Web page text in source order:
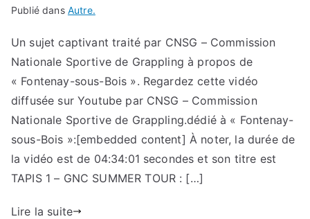
Publié dans Autre.
Un sujet captivant traité par CNSG – Commission
Nationale Sportive de Grappling à propos de
« Fontenay-sous-Bois ». Regardez cette vidéo
diffusée sur Youtube par CNSG – Commission
Nationale Sportive de Grappling.dédié à « Fontenay-
sous-Bois »:[embedded content] À noter, la durée de
la vidéo est de 04:34:01 secondes et son titre est
TAPIS 1 – GNC SUMMER TOUR : […]
Lire la suite